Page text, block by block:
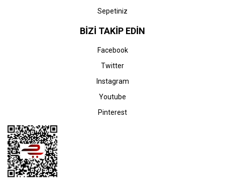
Sepetiniz
BİZİ TAKİP EDİN
Facebook
Twitter
Instagram
Youtube
Pinterest